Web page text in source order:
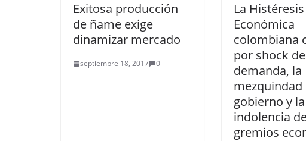
Exitosa producción
de ñame exige
dinamizar mercado
septiembre 18, 2017 0
La Histéresis
Económica
colombiana
por shock de
demanda, la
mezquindad
gobierno y la
indolencia
gremios